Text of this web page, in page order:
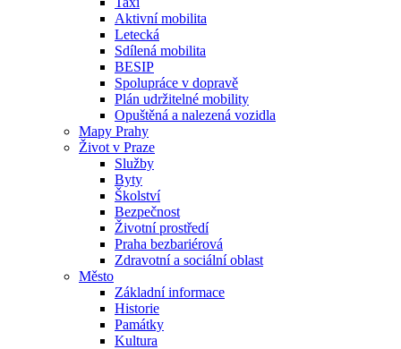
Aktivní mobilita
Letecká
Sdílená mobilita
BESIP
Spolupráce v dopravě
Plán udržitelné mobility
Opuštěná a nalezená vozidla
Mapy Prahy
Život v Praze
Služby
Byty
Školství
Bezpečnost
Životní prostředí
Praha bezbariérová
Zdravotní a sociální oblast
Město
Základní informace
Historie
Památky
Kultura